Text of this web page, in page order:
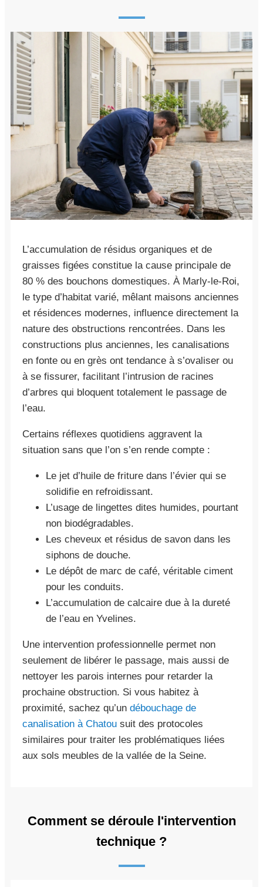
L’accumulation de résidus organiques et de
graisses figées constitue la cause principale de
80 % des bouchons domestiques. À Marly-le-Roi,
le type d’habitat varié, mêlant maisons anciennes
et résidences modernes, influence directement la
nature des obstructions rencontrées. Dans les
constructions plus anciennes, les canalisations
en fonte ou en grès ont tendance à s’ovaliser ou
à se fissurer, facilitant l’intrusion de racines
d’arbres qui bloquent totalement le passage de
l’eau.
Certains réflexes quotidiens aggravent la
situation sans que l’on s’en rende compte :
Le jet d’huile de friture dans l’évier qui se
solidifie en refroidissant.
L’usage de lingettes dites humides, pourtant
non biodégradables.
Les cheveux et résidus de savon dans les
siphons de douche.
Le dépôt de marc de café, véritable ciment
pour les conduits.
L’accumulation de calcaire due à la dureté
de l’eau en Yvelines.
Une intervention professionnelle permet non
seulement de libérer le passage, mais aussi de
nettoyer les parois internes pour retarder la
prochaine obstruction. Si vous habitez à
proximité, sachez qu’un débouchage de
canalisation à Chatou suit des protocoles
similaires pour traiter les problématiques liées
aux sols meubles de la vallée de la Seine.
Comment se déroule l'intervention
technique ?